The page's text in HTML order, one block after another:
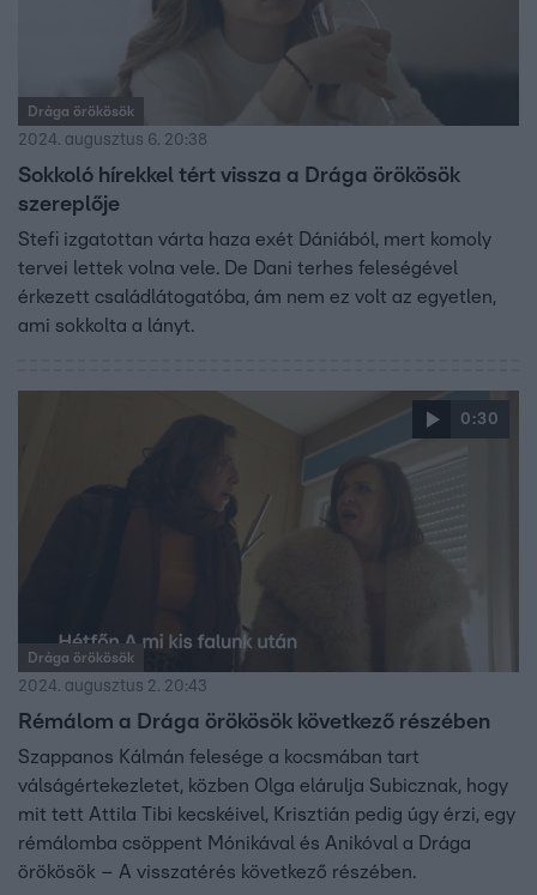
Drága örökösök
2024. augusztus 6. 20:38
Sokkoló hírekkel tért vissza a Drága örökösök
szereplője
Stefi izgatottan várta haza exét Dániából, mert komoly
tervei lettek volna vele. De Dani terhes feleségével
érkezett családlátogatóba, ám nem ez volt az egyetlen,
ami sokkolta a lányt.
0:30
Drága örökösök
2024. augusztus 2. 20:43
Rémálom a Drága örökösök következő részében
Szappanos Kálmán felesége a kocsmában tart
válságértekezletet, közben Olga elárulja Subicznak, hogy
mit tett Attila Tibi kecskéivel, Krisztián pedig úgy érzi, egy
rémálomba csöppent Mónikával és Anikóval a Drága
örökösök – A visszatérés következő részében.